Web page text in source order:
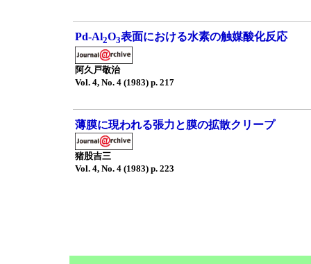
Pd-Al2O3表面における水素の触媒酸化反応
阿久戸敬治
Vol. 4, No. 4 (1983) p. 217
薄膜に現われる張力と膜の拡散クリープ
猪股吉三
Vol. 4, No. 4 (1983) p. 223